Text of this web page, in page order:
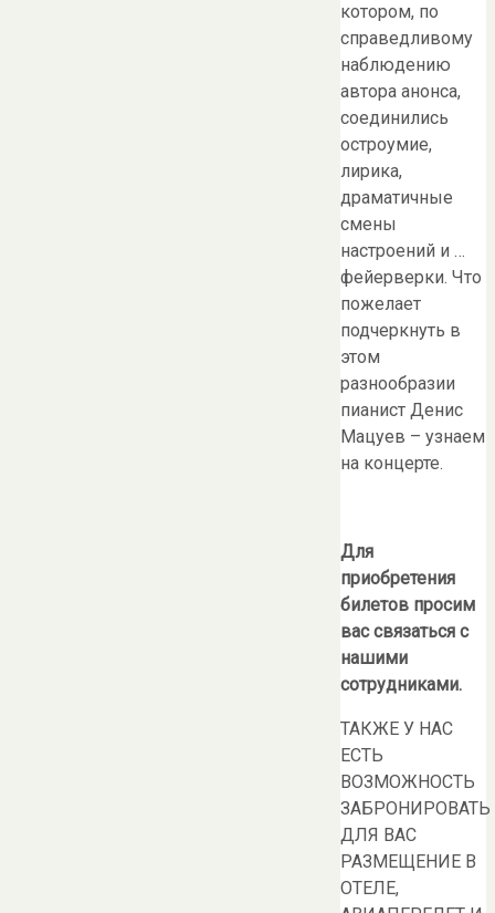
котором, по
справедливому
наблюдению
автора анонса,
соединились
остроумие,
лирика,
драматичные
смены
настроений и …
фейерверки. Что
пожелает
подчеркнуть в
этом
разнообразии
пианист Денис
Мацуев – узнаем
на концерте.
Для
приобретения
билетов просим
вас связаться с
нашими
сотрудниками.
ТАКЖЕ У НАС
ЕСТЬ
ВОЗМОЖНОСТЬ
ЗАБРОНИРОВАТЬ
ДЛЯ ВАС
РАЗМЕЩЕНИЕ В
ОТЕЛЕ,